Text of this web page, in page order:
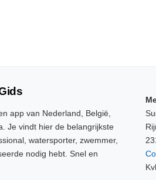
app van Nederland, België,
Je vindt hier de belangrijkste
watersporter, zwemmer,
nodig hebt. Snel en